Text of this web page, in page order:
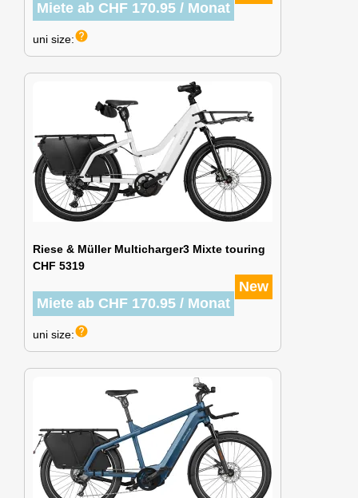
Miete ab CHF 170.95 / Monat
uni size:help
Riese & Müller Multicharger3 Mixte touring
CHF 5319
New
Miete ab CHF 170.95 / Monat
uni size:help